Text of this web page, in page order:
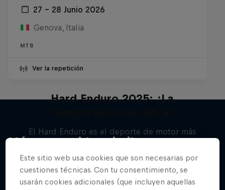
27 – 28 Junio 2026
Genova, Italia
MTB
Ver la repetición
Más contenidos similares
Hard Enduro 2025: ¿La
El Hard Enduro es el deporte de motor más
MTB
Este sitio web usa cookies que son necesarias por
cuestiones técnicas. Con tu consentimiento, se
usarán cookies adicionales (que incluyen aquellas